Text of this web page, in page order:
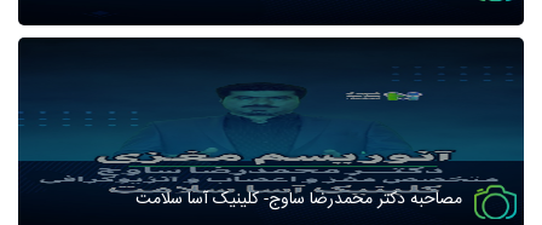
مصاحبه دکتر محمدرضا ساوج- کلینیک آسا سلامت